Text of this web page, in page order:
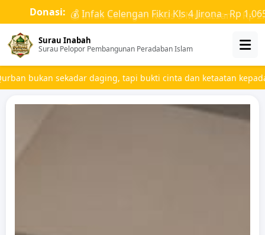
Donasi: 💰 Infak Celengan Fikri Kls 4 Jirona - Rp
Surau Inabah
Surau Pelopor Pembangunan Peradaban Islam
kepada Allah. Mari salurkan qurban Anda dengan berqurban